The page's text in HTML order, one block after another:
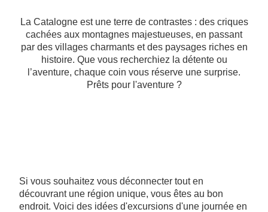
La Catalogne est une terre de contrastes : des criques
cachées aux montagnes majestueuses, en passant
par des villages charmants et des paysages riches en
histoire. Que vous recherchiez la détente ou
l’aventure, chaque coin vous réserve une surprise.
Prêts pour l'aventure ?
Si vous souhaitez vous déconnecter tout en
découvrant une région unique, vous êtes au bon
endroit. Voici des idées d'excursions d'une journée en